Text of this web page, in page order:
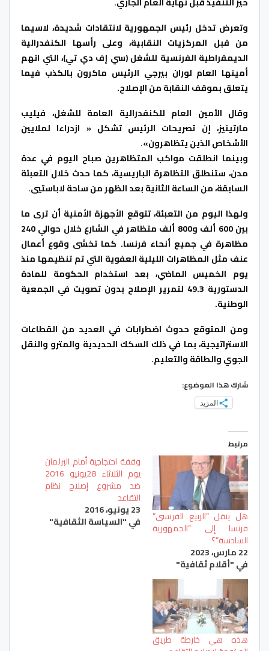
وتعرض تدخل رئيس الجمهورية لانتقادات شديدة، لاسيما
من قبل المركزيات النقابية، وعلى رأسها الكنفدرالية
الديمقراطية الفرنسية للشغل (سي إف دي تي)، التي اتهم
أمينها العام لوران بيرجي الرئيس ماكرون بالكذب فيما
يتعلق بموقف النقابة من الإصلاح.
وقال الأمين العام للكنفدرالية العامة للشغل، فيليب
مارتينيز، إن تصريحات الرئيس تشكل « ازدراءا لملايين
الأشخاص الذين يتظاهرون».
وبينما انطلقت مواكب المتظاهرين صباح اليوم في عدة
مدن، ستنطلق التظاهرة الباريسية، كما حدث خلال التعبئة
السابقة، من الساعة الثانية بعد الظهر من ساحة لاباستيي.
ولهذا اليوم من التعبئة، تتوقع الأجهزة الأمنية أن ترى ما
بين 600 ألف و800 ألف متظاهر في الشارع خلال حوالي 240
مظاهرة في جميع أنحاء فرنسا. كما تخشى وقوع أعمال
عنف مثل المظاهرات الليلية العفوية التي تم تنظيمها منذ
يوم الخميس الماضي، بعد استخدام الحكومة للمادة
الدستورية 49.3 لتمرير الإصلاح بدون تصويت في الجمعية
الوطنية.
ومن المتوقع حدوث اضطرابات في العديد من القطاعات
الاستراتيجية، بما في ذلك السكك الحديدية والمترو والنقل
الجوي والطاقة والتعليم.
شارك هذا الموضوع:
المزيد
مرتبط
هل ينقل “الربيع الفرنسي”
فرنسا إلى “الجمهورية
السادسة”؟
22 مارس، 2023
في "أقلام ثقافية"
وقفة احتجاجية أمام البرلمان
يوم الثلاثاء 28يونيو 2016
ضد مشروع إصلاح نظام
التقاعد
23 يونيو، 2016
في "السياسة الثقافية"
هذه هي خارطة طريق